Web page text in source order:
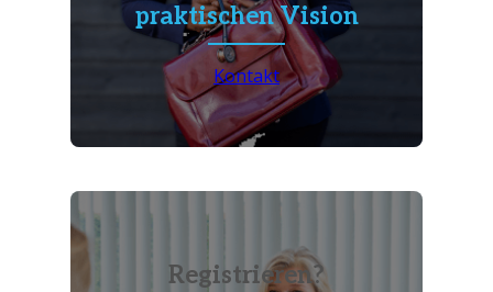
praktischen Vision
Kontakt
Registrieren?